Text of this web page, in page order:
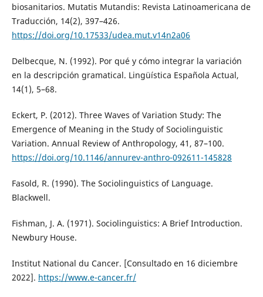
biosanitarios. Mutatis Mutandis: Revista Latinoamericana de
Traducción, 14(2), 397–426.
https://doi.org/10.17533/udea.mut.v14n2a06
Delbecque, N. (1992). Por qué y cómo integrar la variación
en la descripción gramatical. Lingüística Española Actual,
14(1), 5–68.
Eckert, P. (2012). Three Waves of Variation Study: The
Emergence of Meaning in the Study of Sociolinguistic
Variation. Annual Review of Anthropology, 41, 87–100.
https://doi.org/10.1146/annurev-anthro-092611-145828
Fasold, R. (1990). The Sociolinguistics of Language.
Blackwell.
Fishman, J. A. (1971). Sociolinguistics: A Brief Introduction.
Newbury House.
Institut National du Cancer. [Consultado en 16 diciembre
2022]. https://www.e-cancer.fr/